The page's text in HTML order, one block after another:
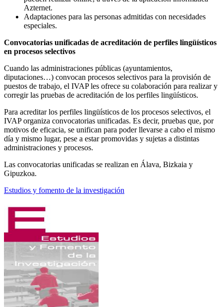
Azternet.
Adaptaciones para las personas admitidas con necesidades
especiales.
Convocatorias unificadas de acreditación de perfiles lingüísticos
en procesos selectivos
Cuando las administraciones públicas (ayuntamientos,
diputaciones…) convocan procesos selectivos para la provisión de
puestos de trabajo, el IVAP les ofrece su colaboración para realizar y
corregir las pruebas de acreditación de los perfiles lingüísticos.
Para acreditar los perfiles lingüísticos de los procesos selectivos, el
IVAP organiza convocatorias unificadas. Es decir, pruebas que, por
motivos de eficacia, se unifican para poder llevarse a cabo el mismo
día y mismo lugar, pese a estar promovidas y sujetas a distintas
administraciones y procesos.
Las convocatorias unificadas se realizan en Álava, Bizkaia y
Gipuzkoa.
Estudios y fomento de la investigación